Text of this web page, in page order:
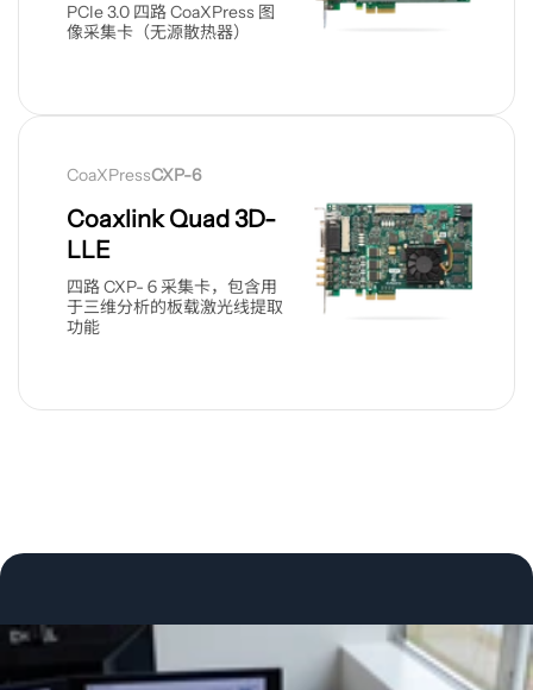
PCIe 3.0 四路 CoaXPress 图
像采集卡（无源散热器）
查
CoaXPressCXP-6
Coaxlink Quad 3D-
LLE
四路 CXP-６采集卡，包含用
于三维分析的板载激光线提取
功能